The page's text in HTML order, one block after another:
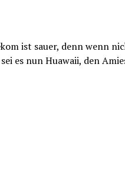
ist sauer, denn wenn
es nun Huawaii, den